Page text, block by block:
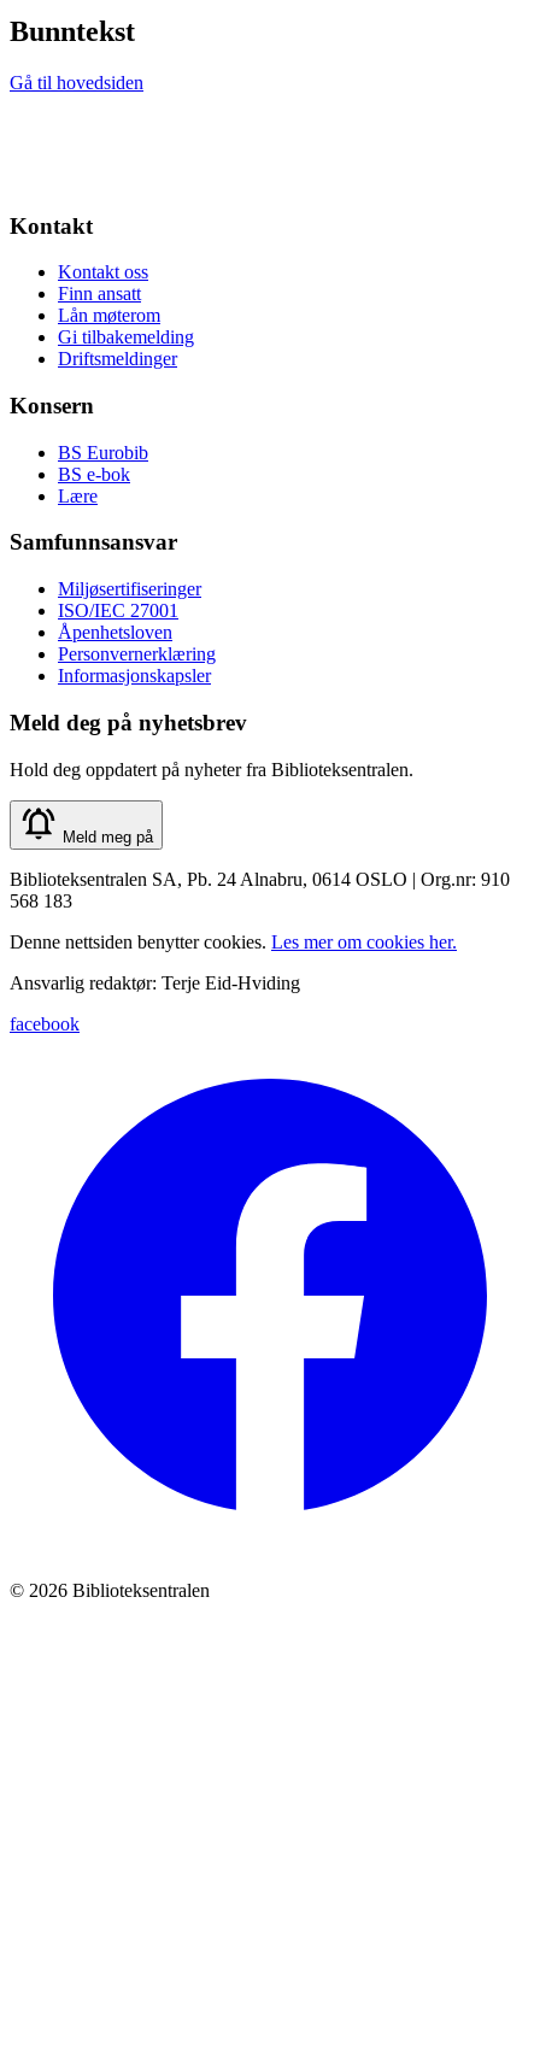
Bunntekst
Gå til hovedsiden
Kontakt
Kontakt oss
Finn ansatt
Lån møterom
Gi tilbakemelding
Driftsmeldinger
Konsern
BS Eurobib
BS e-bok
Lære
Samfunnsansvar
Miljøsertifiseringer
ISO/IEC 27001
Åpenhetsloven
Personvernerklæring
Informasjonskapsler
Meld deg på nyhetsbrev
Hold deg oppdatert på nyheter fra Biblioteksentralen.
Meld meg på
Biblioteksentralen SA, Pb. 24 Alnabru, 0614 OSLO | Org.nr: 910
568 183
Denne nettsiden benytter cookies. Les mer om cookies her.
Ansvarlig redaktør: Terje Eid-Hviding
facebook
© 2026 Biblioteksentralen